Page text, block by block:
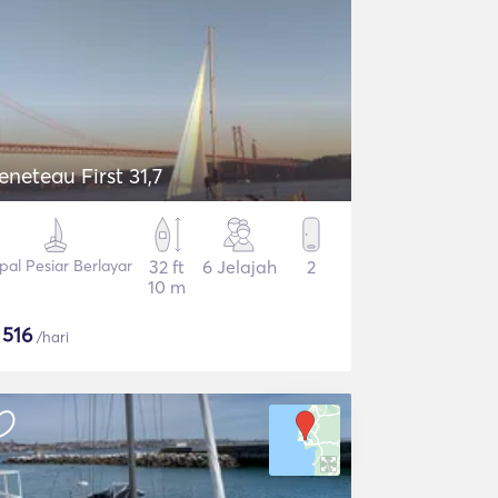
First 31,7
Pesiar Berlayar
32 ft
10 m
6 Jelajah 2
516/hari